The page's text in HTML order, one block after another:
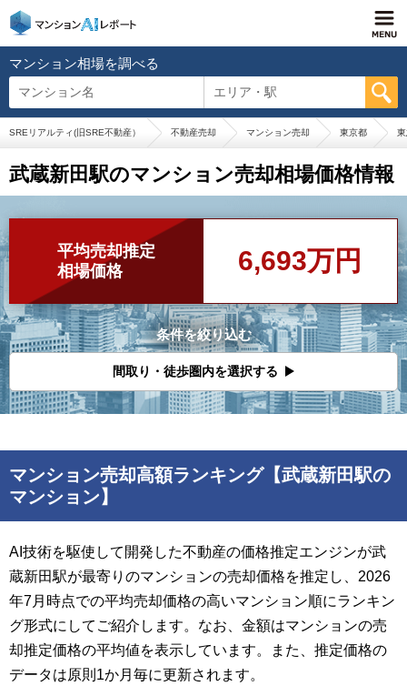
マンション相場を調べる
マンション名 エリア・駅
SREリアルティ(旧SRE不動産） 不動産売却 マンション売却 東京都
武蔵新田駅のマンション売却相場価格情報
平均売却推定
相場価格
6,693万円
条件を絞り込む
間取り・徒歩圏内を選択する
マンション売却高額ランキング【武蔵新田駅の
マンション】
AI技術を駆使して開発した不動産の価格推定エンジンが武
蔵新田駅が最寄りのマンションの売却価格を推定し、2026
年7月時点での平均売却価格の高いマンション順にランキン
グ形式にしてご紹介します。なお、金額はマンションの売
却推定価格の平均値を表示しています。また、推定価格の
データは原則1か月毎に更新されます。